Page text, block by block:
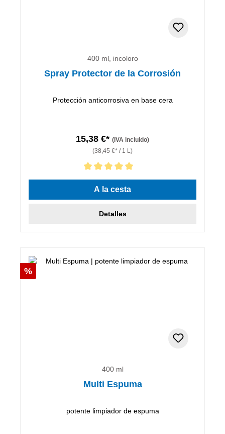
400 ml, incoloro
Spray Protector de la Corrosión
Protección anticorrosiva en base cera
15,38 €* (IVA incluido)
(38,45 €* / 1 L)
Calificación promedio de 5 de 5 estrellas
A la cesta
Detalles
Descuento
%
400 ml
Multi Espuma
potente limpiador de espuma